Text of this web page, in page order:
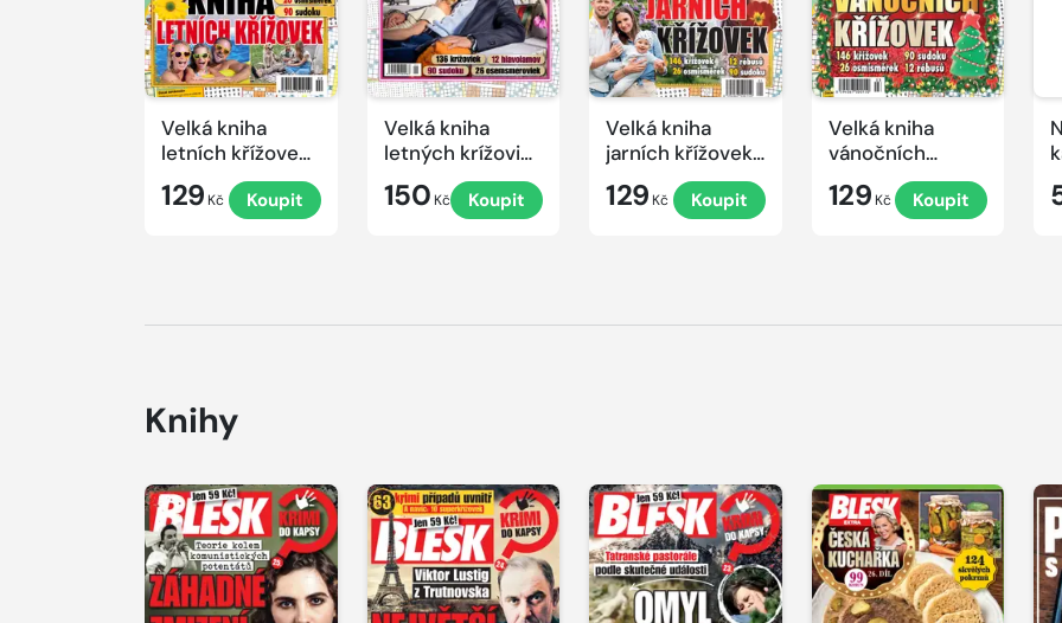
Velká kniha
letních křížovek
129 Kč Koupit
Velká kniha
letných krížoviek
s TV JOJ 2026
150 Kč Koupit
Velká kniha
jarních křížovek
129 Kč Koupit
Velká kniha
vánočních
křížovek 2025
129 Kč Koupit
Knihy